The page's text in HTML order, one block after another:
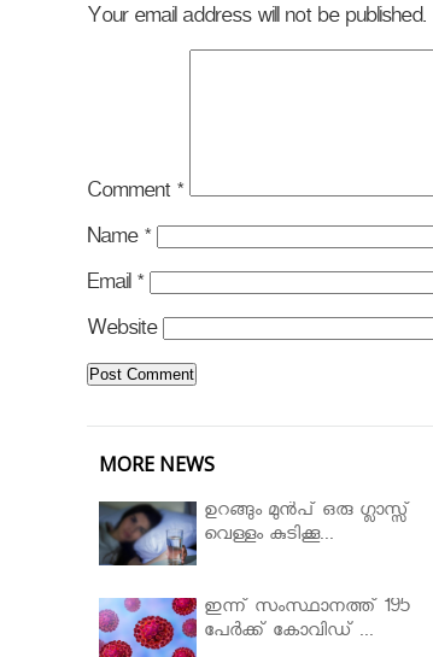
Your email address will not be published.
Comment *
Name *
Email *
Website
MORE NEWS
ഉറങ്ങും മുന്‍പ് ഒരു ഗ്ലാസ്സ്
വെള്ളം കുടിക്കൂ...
ഇന്ന് സംസ്ഥാനത്ത് 195
പേര്‍ക്ക് കോവിഡ് ...